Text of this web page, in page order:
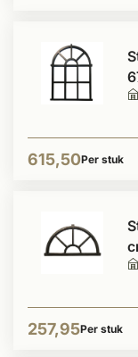
615,50Per stuk
257,95Per stuk